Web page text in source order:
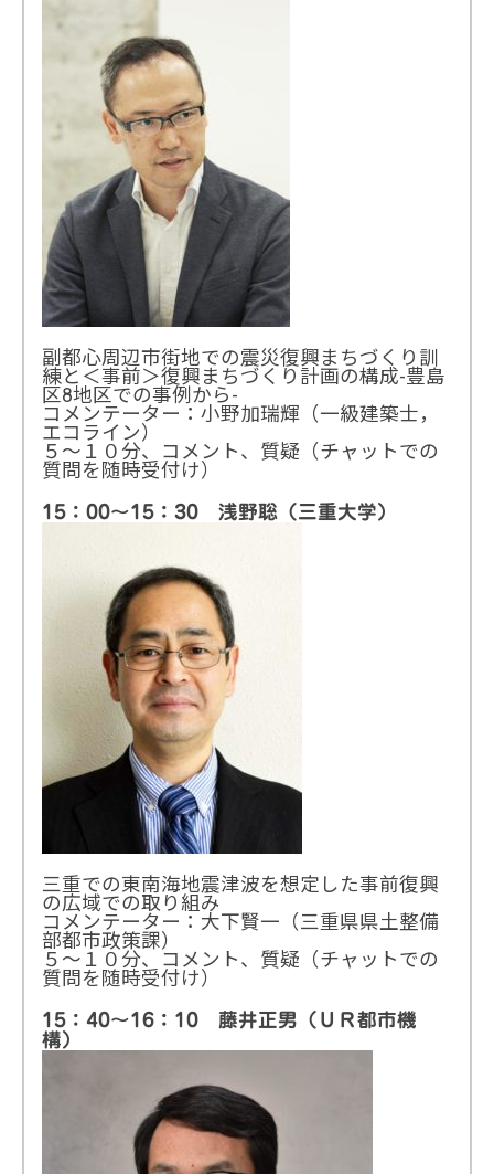
副都心周辺市街地での震災復興まちづくり訓
練と＜事前＞復興まちづくり計画の構成-豊島
区8地区での事例から-
コメンテーター：小野加瑞輝（一級建築士，
エコライン）
５〜１０分、コメント、質疑（チャットでの
質問を随時受付け）
15：00〜15：30 浅野聡（三重大学）
三重での東南海地震津波を想定した事前復興
の広域での取り組み
コメンテーター：大下賢一（三重県県土整備
部都市政策課）
５〜１０分、コメント、質疑（チャットでの
質問を随時受付け）
15：40〜16：10 藤井正男（ＵＲ都市機
構）